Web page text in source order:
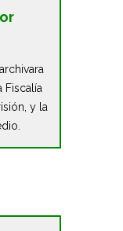
Fiscalía
y la